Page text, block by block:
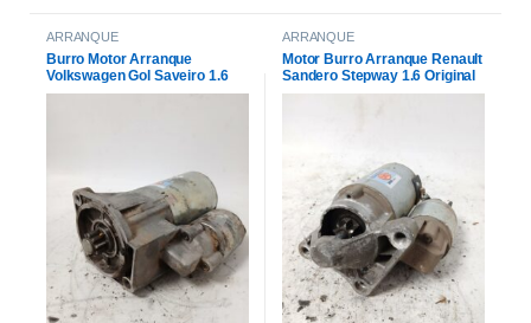
ARRANQUE
Burro Motor Arranque
Volkswagen Gol Saveiro 1.6
ARRANQUE
Motor Burro Arranque Renault
Sandero Stepway 1.6 Original